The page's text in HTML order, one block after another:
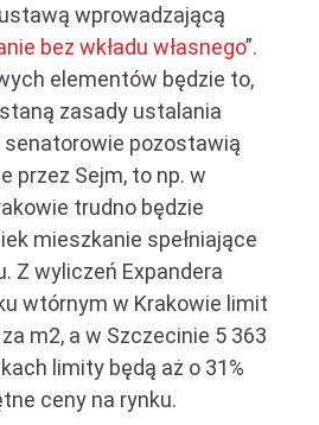
wprowadzającą
bez wkładu własnego”.
elementów będzie to,
zasady ustalania
senatorowie pozostawią
przez Sejm, to np. w
trudno będzie
mieszkanie spełniające
Z wyliczeń Expandera
wtórnym w Krakowie limit
m2, a w Szczecinie 5 363
limity będą aż o 31%
ceny na rynku.